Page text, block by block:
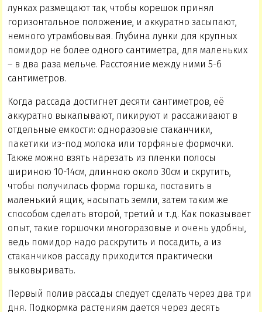
лунках размещают так, чтобы корешок принял
горизонтальное положение, и аккуратно засыпают,
немного утрамбовывая. Глубина лунки для крупных
помидор не более одного сантиметра, для маленьких
– в два раза мельче. Расстояние между ними 5-6
сантиметров.
Когда рассада достигнет десяти сантиметров, её
аккуратно выкапывают, пикируют и рассаживают в
отдельные емкости: одноразовые стаканчики,
пакетики из-под молока или торфяные формочки.
Также можно взять нарезать из пленки полосы
шириною 10-14см, длинною около 30см и скрутить,
чтобы получилась форма горшка, поставить в
маленький ящик, насыпать земли, затем таким же
способом сделать второй, третий и т.д. Как показывает
опыт, такие горшочки многоразовые и очень удобны,
ведь помидор надо раскрутить и посадить, а из
стаканчиков рассаду приходится практически
выковыривать.
Первый полив рассады следует сделать через два три
дня. Подкормка растениям дается через десять